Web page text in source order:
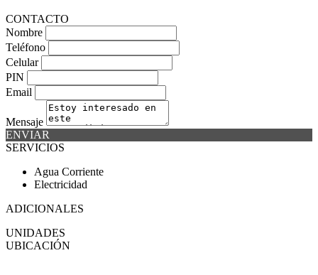
CONTACTO
Nombre
Teléfono
Celular
PIN
Email
Mensaje
ENVIAR
SERVICIOS
Agua Corriente
Electricidad
ADICIONALES
UNIDADES
UBICACIÓN